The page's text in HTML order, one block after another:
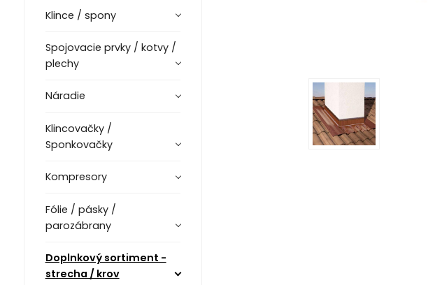
Klince / spony
Spojovacie prvky / kotvy /
plechy
Náradie
Klincovačky /
Sponkovačky
Kompresory
Fólie / pásky /
parozábrany
Doplnkový sortiment -
strecha / krov